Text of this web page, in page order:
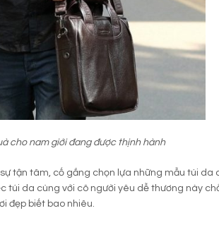
cho nam giới đang được thịnh hành
tận tâm, cố gắng chọn lựa những mẫu túi da
túi da cùng với cô người yêu dễ thương này
đẹp biết bao nhiêu.